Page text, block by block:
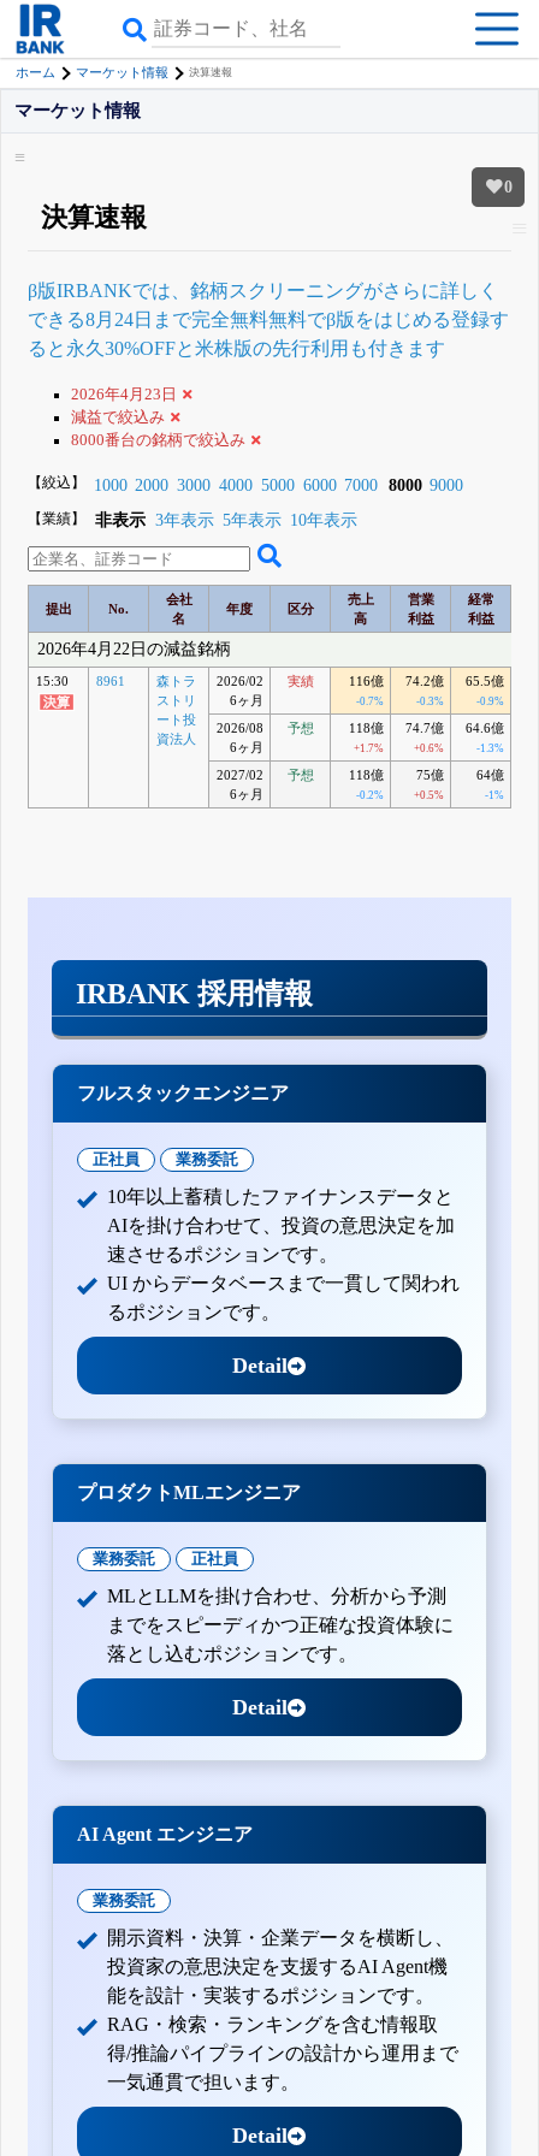
ホーム マーケット情報 決算速報
0
マーケット情報
決算速報
β版IRBANKでは、銘柄スクリーニングがさらに詳しく
できる8月24日まで完全無料無料でβ版をはじめる登録す
ると永久30%OFFと米株版の先行利用も付きます
2026年4月23日
減益で絞込み
8000番台の銘柄で絞込み
【絞込】 1000 2000 3000 4000 5000 6000 7000 8000 9000
【業績】 非表示 3年表示 5年表示 10年表示
提出 No.
会社
名
年度 区分
売上
高
営業
利益
経常
利益
2026年4月22日の減益銘柄
15:30 8961
森トラ
ストリ
ート投
資法人
2026/02
6ヶ月
実績 116億
-0.7%
74.2億
-0.3%
65.5億
-0.9%
2026/08
6ヶ月
予想 118億
+1.7%
74.7億
+0.6%
64.6億
-1.3%
2027/02
6ヶ月
予想 118億
-0.2%
75億
+0.5%
64億
-1%
IRBANK 採用情報
フルスタックエンジニア
正社員 業務委託
10年以上蓄積したファイナンスデータと
AIを掛け合わせて、投資の意思決定を加
速させるポジションです。
UI からデータベースまで一貫して関われ
るポジションです。
Detail
プロダクトMLエンジニア
業務委託 正社員
MLとLLMを掛け合わせ、分析から予測
までをスピーディかつ正確な投資体験に
落とし込むポジションです。
Detail
AI Agent エンジニア
業務委託
開示資料・決算・企業データを横断し、
投資家の意思決定を支援するAI Agent機
能を設計・実装するポジションです。
RAG・検索・ランキングを含む情報取
得/推論パイプラインの設計から運用まで
一気通貫で担います。
Detail